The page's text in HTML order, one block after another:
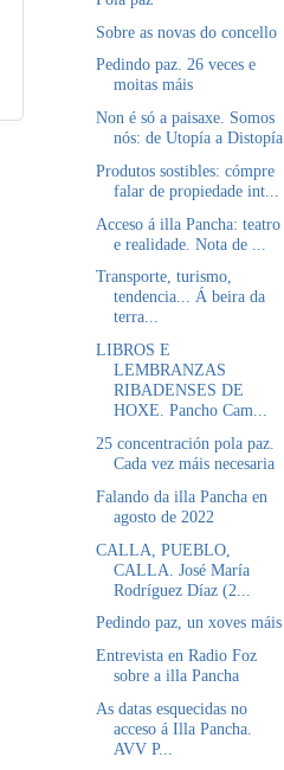
Sobre as novas do concello
Pedindo paz. 26 veces e
moitas máis
Non é só a paisaxe. Somos
nós: de Utopía a Distopía
Produtos sostibles: cómpre
falar de propiedade int...
Acceso á illa Pancha: teatro
e realidade. Nota de ...
Transporte, turismo,
tendencia... Á beira da
terra...
LIBROS E
LEMBRANZAS
RIBADENSES DE
HOXE. Pancho Cam...
25 concentración pola paz.
Cada vez máis necesaria
Falando da illa Pancha en
agosto de 2022
CALLA, PUEBLO,
CALLA. José María
Rodríguez Díaz (2...
Pedindo paz, un xoves máis
Entrevista en Radio Foz
sobre a illa Pancha
As datas esquecidas no
acceso á Illa Pancha.
AVV P...